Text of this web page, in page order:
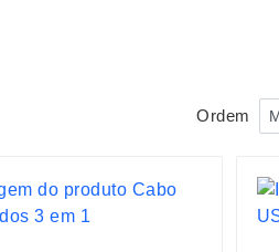
Informática e Telefonia
Kit Queijo
Ordem